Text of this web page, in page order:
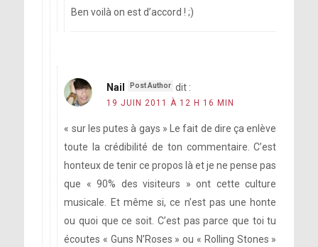
Ben voilà on est d’accord ! ;)
Nail dit :
19 JUIN 2011 À 12 H 16 MIN
« sur les putes à gays » Le fait de dire ça enlève
toute la crédibilité de ton commentaire. C’est
honteux de tenir ce propos là et je ne pense pas
que « 90% des visiteurs » ont cette culture
musicale. Et même si, ce n’est pas une honte
ou quoi que ce soit. C’est pas parce que toi tu
écoutes « Guns N’Roses » ou « Rolling Stones »